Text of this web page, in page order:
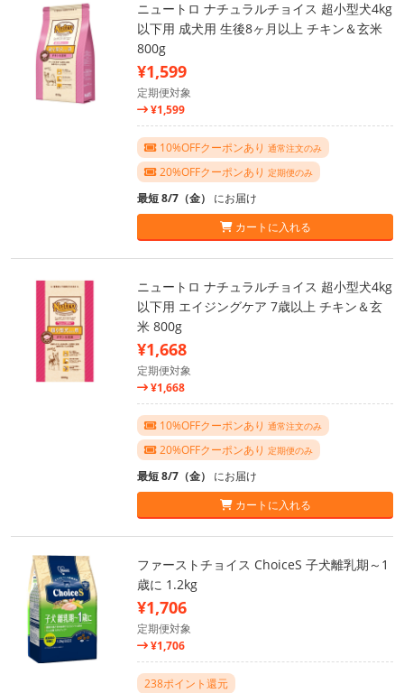
ニュートロ ナチュラルチョイス 超小型犬4kg
以下用 成犬用 生後8ヶ月以上 チキン＆玄米
800g
¥1,599
定期便対象
¥1,599
10%OFFクーポンあり 通常注文のみ
20%OFFクーポンあり 定期便のみ
最短 8/7（金） にお届け
カートに入れる
ニュートロ ナチュラルチョイス 超小型犬4kg
以下用 エイジングケア 7歳以上 チキン＆玄
米 800g
¥1,668
定期便対象
¥1,668
10%OFFクーポンあり 通常注文のみ
20%OFFクーポンあり 定期便のみ
最短 8/7（金） にお届け
カートに入れる
ファーストチョイス ChoiceS 子犬離乳期～1
歳に 1.2kg
¥1,706
定期便対象
¥1,706
238ポイント還元